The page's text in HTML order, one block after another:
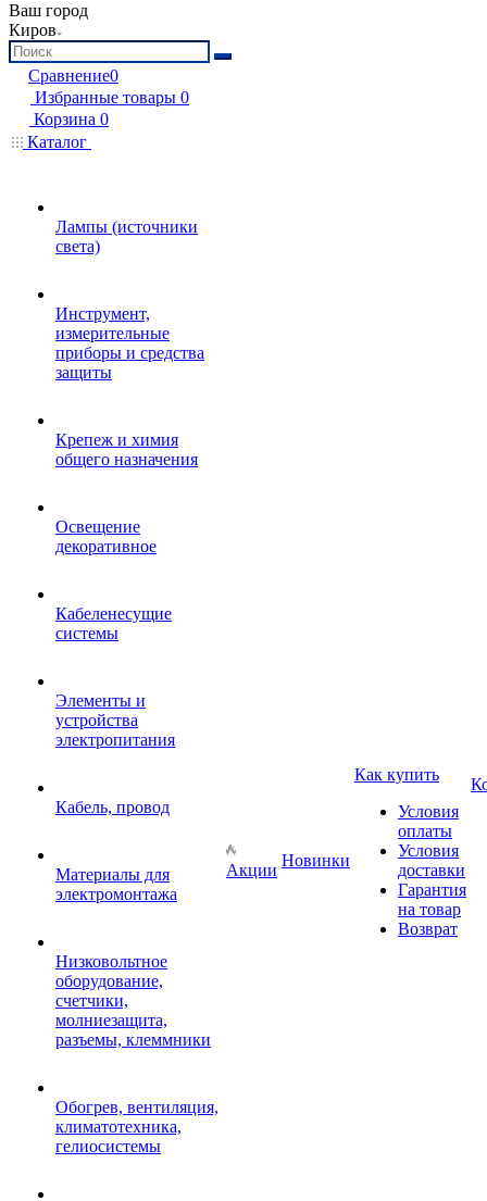
Ваш город
Киров
Сравнение0
Избранные товары 0
Корзина 0
Каталог
Лампы (источники
света)
Инструмент,
измерительные
приборы и средства
защиты
Крепеж и химия
общего назначения
Освещение
декоративное
Кабеленесущие
системы
Элементы и
устройства
электропитания
Кабель, провод
Материалы для
электромонтажа
Низковольтное
оборудование,
счетчики,
молниезащита,
разъемы, клеммники
Обогрев, вентиляция,
климатотехника,
гелиосистемы
Акции
Новинки
Как купить
Условия
оплаты
Условия
доставки
Гарантия
на товар
Возврат